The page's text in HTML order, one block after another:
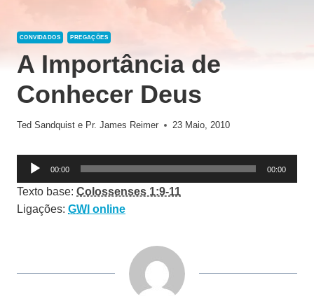
CONVIDADOS PREGAÇÕES
A Importância de
Conhecer Deus
Ted Sandquist e Pr. James Reimer 23 Maio, 2010
e
p
r
00:00 00:00
Texto base: Colossenses 1:9-11
Ligações: GWI online